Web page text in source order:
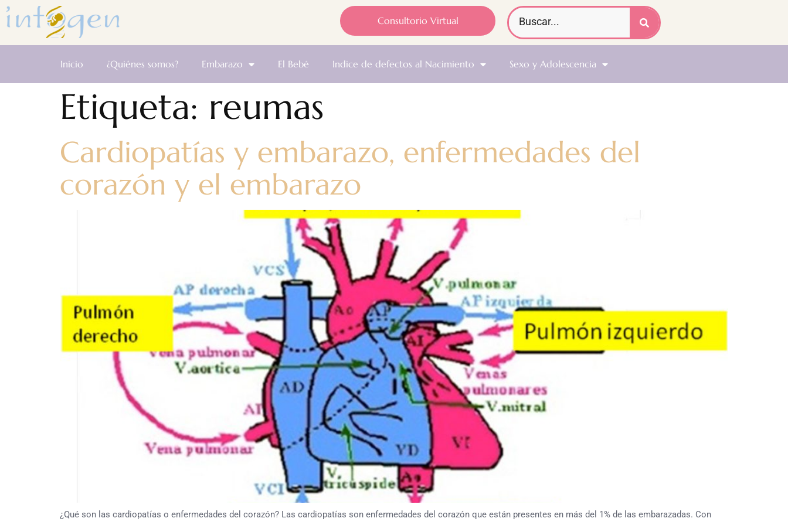
Consultorio Virtual
Inicio ¿Quiénes somos? Embarazo El Bebé Indice de defectos al Nacimiento Sexo y Adolescencia
Etiqueta: reumas
Cardiopatías y embarazo, enfermedades del
corazón y el embarazo
¿Qué son las cardiopatías o enfermedades del corazón? Las cardiopatías son enfermedades del corazón que están presentes en más del 1% de las embarazadas. Con